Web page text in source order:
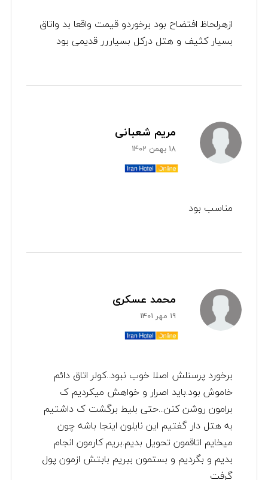
ازهرلحاظ افتضاح بود برخوردو قیمت واقعا بد واتاق
بسیار کثیف و هتل درکل بسیاررر قدیمی بود
مریم شعبانی
18 بهمن 1402
مناسب بود
محمد عسکری
19 مهر 1401
برخورد پرسنلش اصلا خوب نبود..کولر اتاق دائم
خاموش بود.باید اصرار و خواهش میکردیم ک
برامون روشن کنن...حتی بلیط برگشت ک داشتیم
به هتل دار گفتیم این نایلون اینجا باشه چون
میخایم اتاقمون تحویل بدیم.بریم کارمون انجام
بدیم و بگردیم و بستمون ببریم بابتش ازمون پول
گرفت